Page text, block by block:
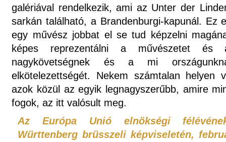
galériával rendelkezik, ami az Unter der
sarkán található, a Brandenburgi-kapunál. Ez
egy művész jobbat el se tud képzelni
képes reprezentálni a művészetet
nagykövetségnek és a mi
elkötelezettségét. Nekem számtalan helyen
azok közül az egyik legnagyszerűbb, amire
fogok, az itt valósult meg.
Az Európa Unió elnökségi
Württenberg brüsszeli képviseletén,